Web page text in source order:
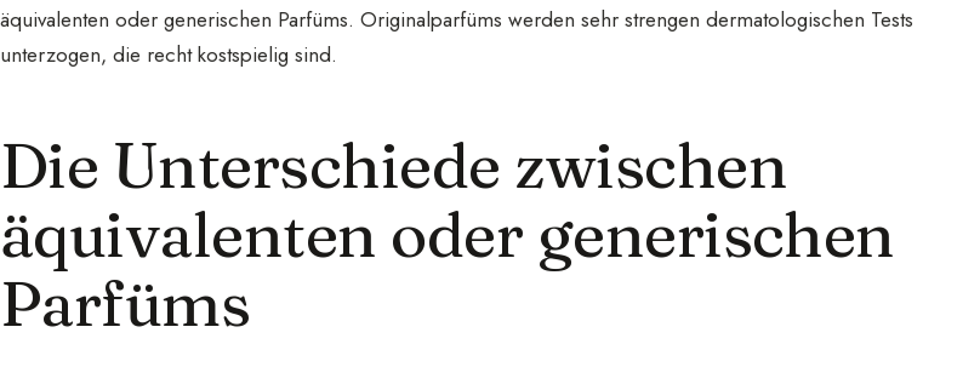
äquivalenten oder generischen Parfüms. Originalparfüms werden sehr strengen dermatologischen Tests
unterzogen, die recht kostspielig sind.
Die Unterschiede zwischen
äquivalenten oder generischen
Parfüms